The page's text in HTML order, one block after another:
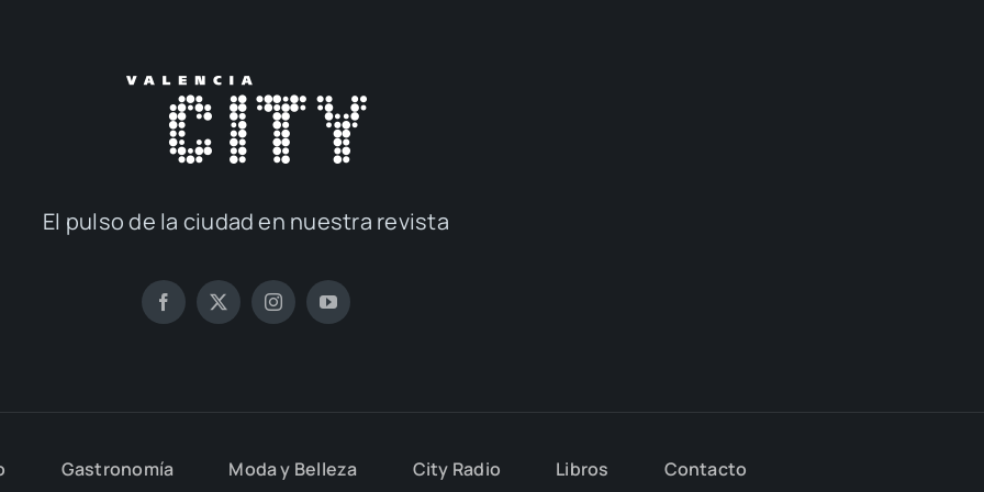
El pul­so de la ciu­dad en nues­tra revis­ta
Gas­tro­no­mía Moda y Belle­za City Radio Libros Con­tac­to